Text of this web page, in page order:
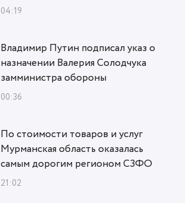
04:19
Владимир Путин подписал указ о
назначении Валерия Солодчука
замминистра обороны
00:36
По стоимости товаров и услуг
Мурманская область оказалась
самым дорогим регионом СЗФО
21:02